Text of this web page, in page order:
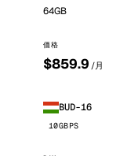
64GB
価格
$859.9 /月
BUD-16
10GBPS